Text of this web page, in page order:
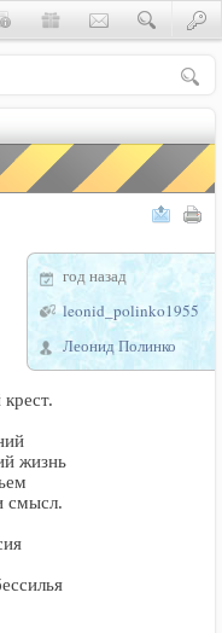
год назад
leonid_polinko1955
Леонид Полинко
жизнь
смысл.